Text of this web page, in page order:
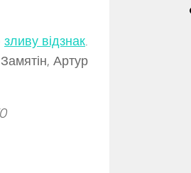
зливу відзнак.
Артур